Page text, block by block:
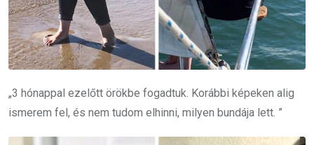
„3 hónappal ezelőtt örökbe fogadtuk. Korábbi képeken alig
ismerem fel, és nem tudom elhinni, milyen bundája lett. ”